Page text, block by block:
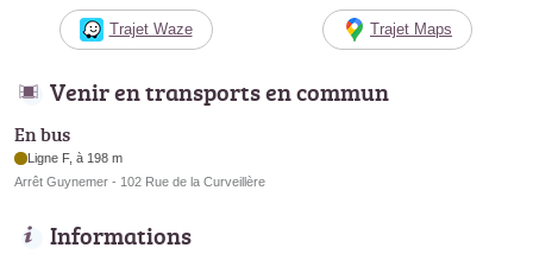
Trajet Waze Trajet Maps
Venir en transports en commun
En bus
Ligne F, à 198 m
Arrêt Guynemer - 102 Rue de la Curveillère
Informations